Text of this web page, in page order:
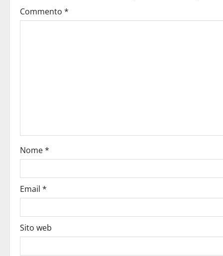
Commento *
Nome*
Email *
Sito web